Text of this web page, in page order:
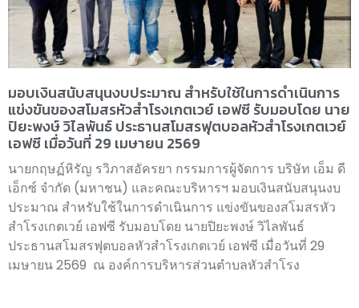
มอบเงินสนับสนุนงบประมาณ สำหรับใช้ในการดำเนินการ
แข่งขันของสโมสรหัวสำโรงเกตเวย์ เอฟซี รับมอบโดย นาย
ปิยะพงษ์ วิไลพันธ์ ประธานสโมสรฟุตบอลหัวสำโรงเกตเวย์
เอฟซี เมื่อวันที่ 29 เมษายน 2569
นายกฤษฏ์หิรัญ รวิภาสอัครยา กรรมการผู้จัดการ บริษัท เอ็ม ดี
เอ็กซ์ จำกัด (มหาชน) และคณะบริหารฯ มอบเงินสนับสนุนงบ
ประมาณ สำหรับใช้ในการดำเนินการ แข่งขันของสโมสรหัว
สำโรงเกตเวย์ เอฟซี รับมอบโดย นายปิยะพงษ์ วิไลพันธ์
ประธานสโมสรฟุตบอลหัวสำโรงเกตเวย์ เอฟซี เมื่อวันที่ 29
เมษายน 2569 ณ องค์การบริหารส่วนตำบลหัวสำโรง